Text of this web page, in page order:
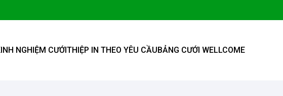
NGHIỆM CƯỚITHIỆP IN THEO YÊU CẦUBẢNG CƯỚI WELLCOME